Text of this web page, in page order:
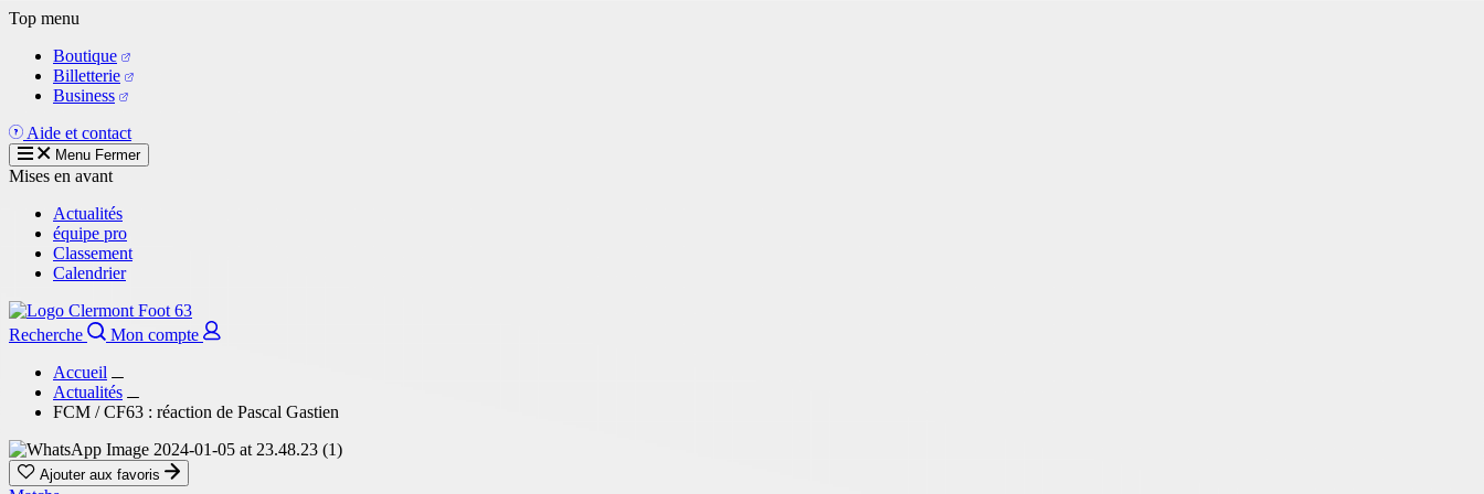
Aller
contenu
principal
Top menu
Boutique
Billetterie
Business
Aide et contact
Menu Fermer
Mises en avant
Actualités
équipe pro
Classement
Calendrier
Recherche
Mon compte
Accueil
Actualités
FCM / CF63 : réaction de Pascal Gastien
Ajouter aux favoris